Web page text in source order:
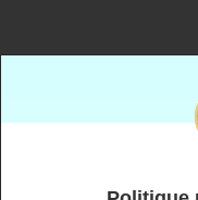
+33 (0)4 50